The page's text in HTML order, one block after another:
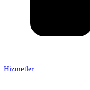
Hizmetler